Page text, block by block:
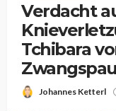
Verdacht
Tchibara
Johannes Ketterl